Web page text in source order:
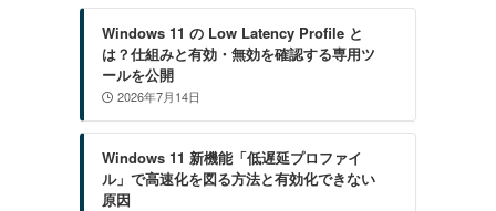
Windows 11 の Low Latency Profile と
は？仕組みと有効・無効を確認する専用ツ
ールを公開
2026年7月14日
Windows 11 新機能「低遅延プロファイ
ル」で高速化を図る方法と有効化できない
原因